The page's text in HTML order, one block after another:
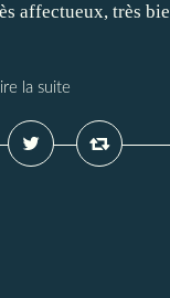
affectueux, très
la suite